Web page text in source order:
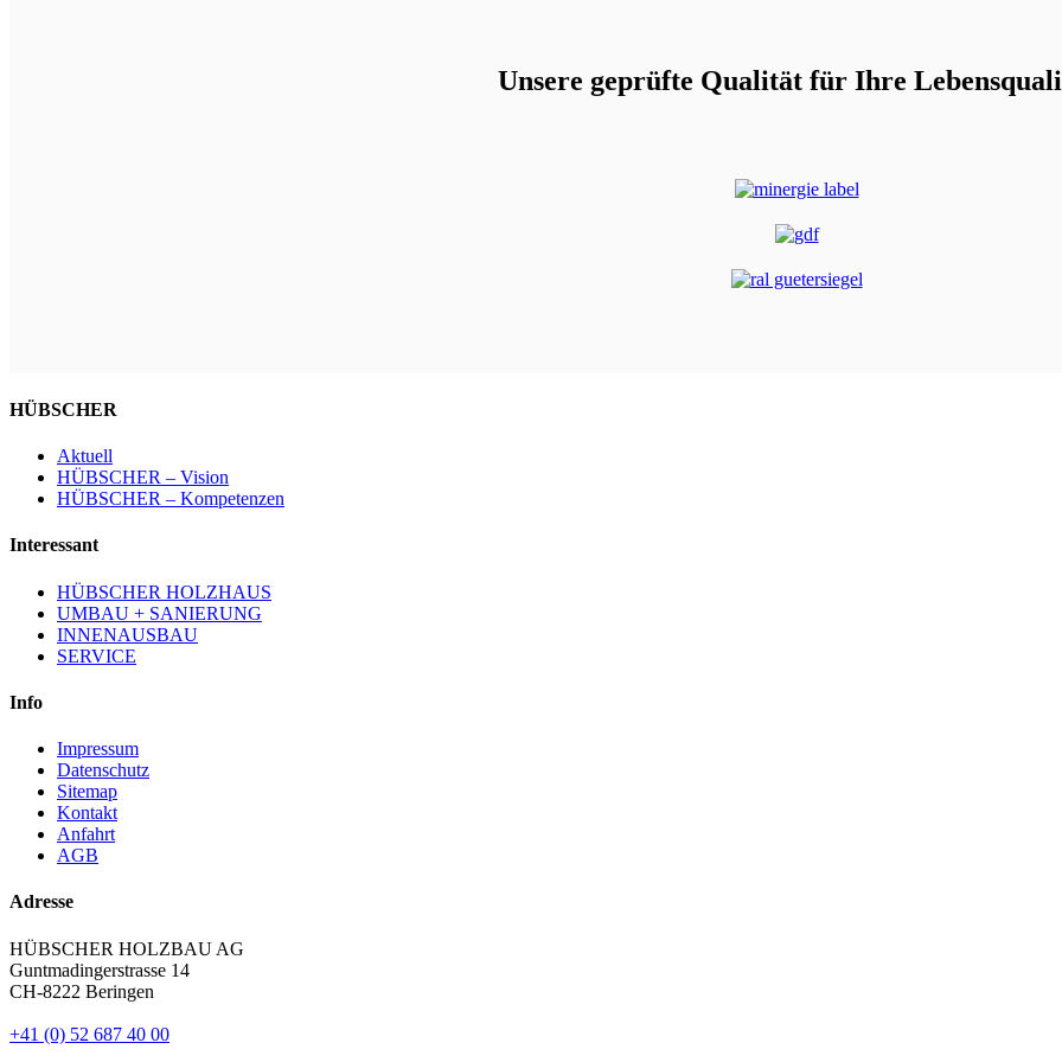
Unsere geprüfte Qualität für Ihre
HÜBSCHER
Aktuell
HÜBSCHER – Vision
HÜBSCHER – Kompetenzen
Interessant
HÜBSCHER HOLZHAUS
UMBAU + SANIERUNG
INNENAUSBAU
SERVICE
Info
Impressum
Datenschutz
Sitemap
Kontakt
Anfahrt
AGB
Adresse
HÜBSCHER HOLZBAU AG
Guntmadingerstrasse 14
CH-8222 Beringen
+41 (0) 52 687 40 00